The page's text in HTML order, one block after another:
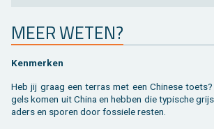
MEER WETEN?
Ken­mer­ken
Heb jij graag een ter­ras met een Chi­ne­se
gels komen uit China en heb­ben die ty­pi­sche
aders en spo­ren door fos­sie­le res­ten.